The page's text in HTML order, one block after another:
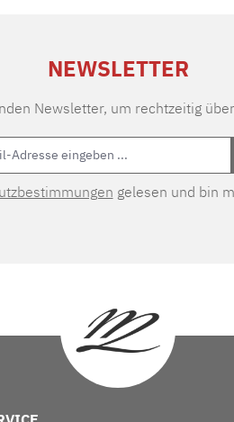
NEWSLETTER
Newsletter, um rechtzeitig
gelesen und bin